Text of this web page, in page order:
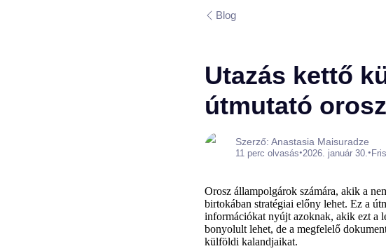
Blog
Utazás kettő
útmutató
Szerző: Anastasia Maisuradze
11 perc olvasás•2026. január 30. •
Orosz állampolgárok számára, akik a
birtokában stratégiai előny lehet. Ez a
információkat nyújt azoknak, akik ezt a
bonyolult lehet, de a megfelelő
külföldi kalandjaikat.